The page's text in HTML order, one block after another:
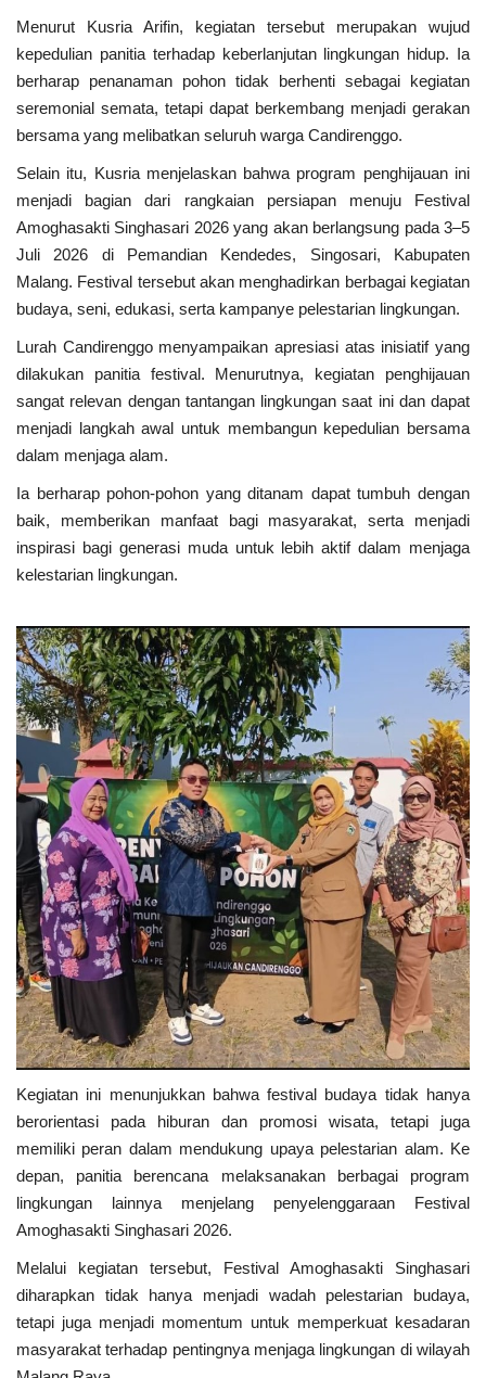
Menurut Kusria Arifin, kegiatan tersebut merupakan wujud
kepedulian panitia terhadap keberlanjutan lingkungan hidup. Ia
berharap penanaman pohon tidak berhenti sebagai kegiatan
seremonial semata, tetapi dapat berkembang menjadi gerakan
bersama yang melibatkan seluruh warga Candirenggo.
Selain itu, Kusria menjelaskan bahwa program penghijauan ini
menjadi bagian dari rangkaian persiapan menuju Festival
Amoghasakti Singhasari 2026 yang akan berlangsung pada 3–5
Juli 2026 di Pemandian Kendedes, Singosari, Kabupaten
Malang. Festival tersebut akan menghadirkan berbagai kegiatan
budaya, seni, edukasi, serta kampanye pelestarian lingkungan.
Lurah Candirenggo menyampaikan apresiasi atas inisiatif yang
dilakukan panitia festival. Menurutnya, kegiatan penghijauan
sangat relevan dengan tantangan lingkungan saat ini dan dapat
menjadi langkah awal untuk membangun kepedulian bersama
dalam menjaga alam.
Ia berharap pohon-pohon yang ditanam dapat tumbuh dengan
baik, memberikan manfaat bagi masyarakat, serta menjadi
inspirasi bagi generasi muda untuk lebih aktif dalam menjaga
kelestarian lingkungan.
Kegiatan ini menunjukkan bahwa festival budaya tidak hanya
berorientasi pada hiburan dan promosi wisata, tetapi juga
memiliki peran dalam mendukung upaya pelestarian alam. Ke
depan, panitia berencana melaksanakan berbagai program
lingkungan lainnya menjelang penyelenggaraan Festival
Amoghasakti Singhasari 2026.
Melalui kegiatan tersebut, Festival Amoghasakti Singhasari
diharapkan tidak hanya menjadi wadah pelestarian budaya,
tetapi juga menjadi momentum untuk memperkuat kesadaran
masyarakat terhadap pentingnya menjaga lingkungan di wilayah